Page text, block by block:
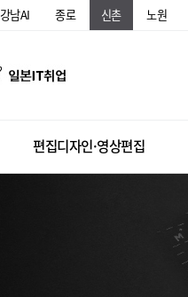
강남AI 종로 신촌 노원
편집디자인·영상편집